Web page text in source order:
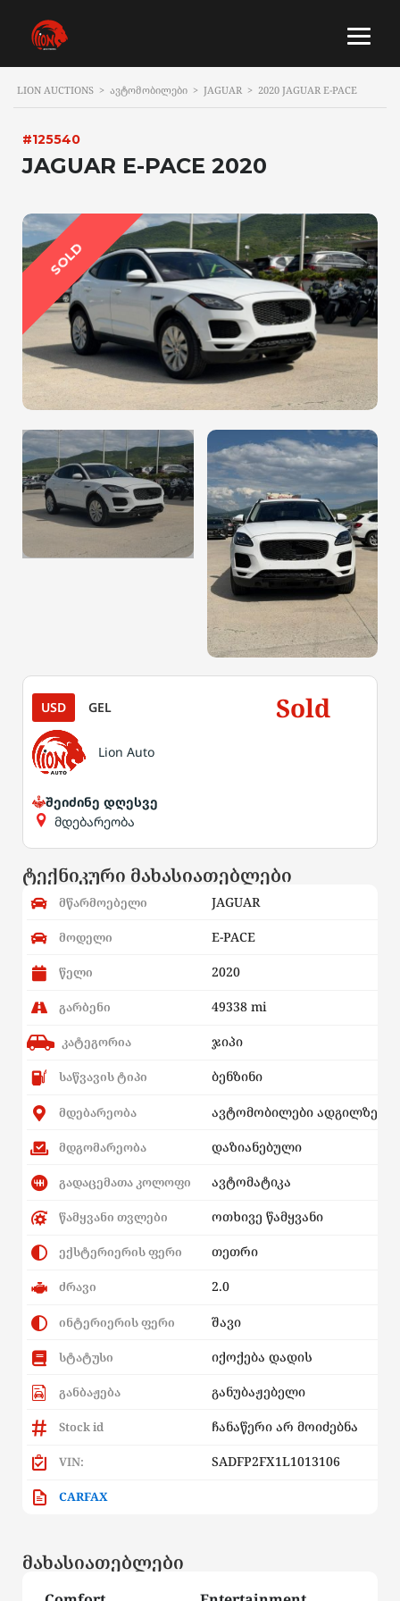
LION AUCTIONS > ᲐᲕᲢᲝᲛᲝᲑᲘᲚᲔᲑᲘ > JAGUAR > 2020 JAGUAR E-PACE
#125540
JAGUAR E-PACE 2020
SOLD
USD GEL Sold
Lion Auto
შეიძინე დღესვე
მდებარეობა
ტექნიკური მახასიათებლები
მწარმოებელი JAGUAR
მოდელი E-PACE
წელი 2020
გარბენი 49338 mi
კატეგორია ჯიპი
საწვავის ტიპი ბენზინი
მდებარეობა ავტომობილები ადგილზე
მდგომარეობა დაზიანებული
გადაცემათა კოლოფი ავტომატიკა
წამყვანი თვლები ოთხივე წამყვანი
ექსტერიერის ფერი თეთრი
ძრავი 2.0
ინტერიერის ფერი შავი
სტატუსი იქოქება დადის
განბაჟება განუბაჟებელი
Stock id ჩანაწერი არ მოიძებნა
VIN: SADFP2FX1L1013106
CARFAX
მახასიათებლები